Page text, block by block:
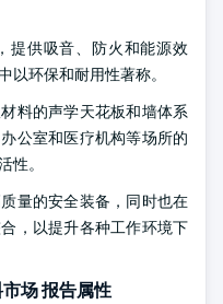
提供吸音、防火和能源效
以环保和耐用性著称。
料的声学天花板和墙体系
公室和医疗机构等场所的
性。
量的安全装备，同时也在
，以提升各种工作环境下
场 报告属性